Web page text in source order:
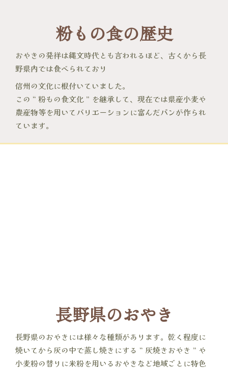
粉もの食の歴史
おやきの発祥は縄文時代とも言われるほど、古くから長
野県内では食べられており
信州の文化に根付いていました。
この “ 粉もの食文化 ” を継承して、現在では県産小麦や
農産物等を用いてバリエーションに富んだパンが作られ
ています。
長野県のおやき
長野県のおやきには様々な種類があります。乾く程度に
焼いてから灰の中で蒸し焼きにする “ 灰焼きおやき ” や
小麦粉の替りに米粉を用いるおやきなど地域ごとに特色